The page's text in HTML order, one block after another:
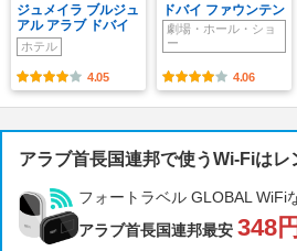
ジュメイラ ブルジュ
アル アラブ ドバイ
ホテル
4.05
ドバイ ファウンテン
劇場・ホール・ショ
ー
4.06
アラブ首長国連邦で使うWi-Fiはレ
フォートラベル GLOBAL WiFi
アラブ首長国連邦最安 348円